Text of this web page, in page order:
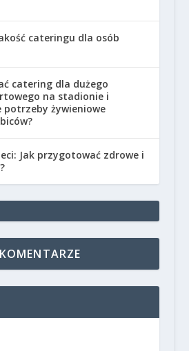
cateringu dla osób
catering dla dużego
na stadionie i
potrzeby żywieniowe
Jak przygotować zdrowe i